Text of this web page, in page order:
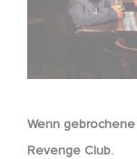
Wenn
Revenge Club.